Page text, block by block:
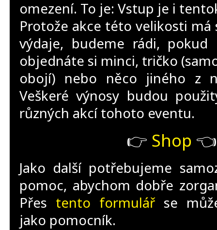
omezení. To je: Vstup je i
Protože akce této velikosti
výdaje, budeme rádi,
objednáte si minci, tričko
obojí) nebo něco jiného z
Veškeré výnosy budou
různých akcí tohoto eventu.
👉 Shop 👈
Jako další potřebujeme
pomoc, abychom dobře
Přes tento formulářse
jako pomocník.